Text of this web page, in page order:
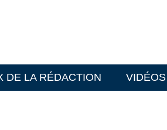
DE LA RÉDACTION VIDÉOS